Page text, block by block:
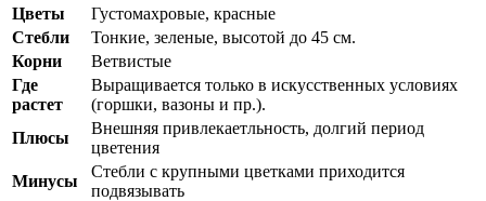
Цветы
Густомахровые, красные
Стебли
Тонкие, зеленые, высотой до 45 см.
Корни
Ветвистые
Где
растет
Выращивается только в искусственных условиях
(горшки, вазоны и пр.).
Плюсы
Внешняя привлекаетльность, долгий период
цветения
Минусы
Стебли с крупными цветками приходится
подвязывать